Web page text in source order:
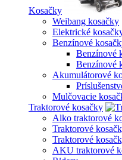
Kosačky
Weibang kosačky
Elektrické
Benzínové
Benzínové
Benzínové
Akumulátorové
Mulčovacie
Traktorové kosačky
Alko traktorové
Traktorové
Traktorové
AKU traktorové